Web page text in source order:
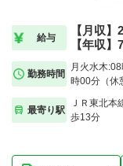
給与
【月収】
【年収
勤務時間
月火水木
時00分（休
最寄り駅
ＪＲ東北本
歩13分